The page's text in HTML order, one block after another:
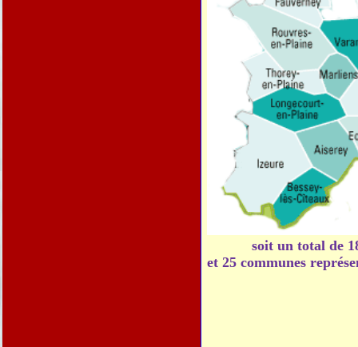
21110 Rouvres-en-
Tart-l'Abbaye
21110 Tart-le-Bas
Tart-le-Haut
21110 Thorey-en-Plaine
21110 Varanges
soit un total de
et 25 communes